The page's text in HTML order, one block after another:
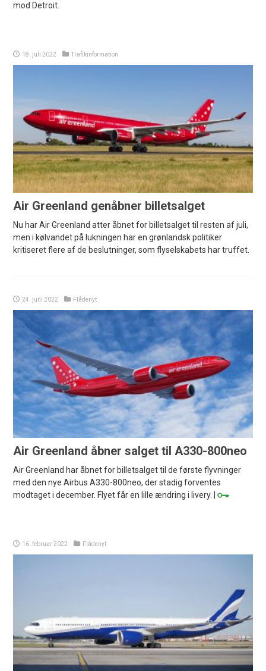
mod Detroit.
18. juli 2022 Trafikinformation
Air Greenland genåbner billetsalget
Nu har Air Greenland atter åbnet for billetsalget til resten af juli,
men i kølvandet på lukningen har en grønlandsk politiker
kritiseret flere af de beslutninger, som flyselskabets har truffet.
24. juni 2022 Flådenyt
Air Greenland åbner salget til A330-800neo
Air Greenland har åbnet for billetsalget til de første flyvninger
med den nye Airbus A330-800neo, der stadig forventes
modtaget i december. Flyet får en lille ændring i livery. |
16. februar 2022 Flådenyt